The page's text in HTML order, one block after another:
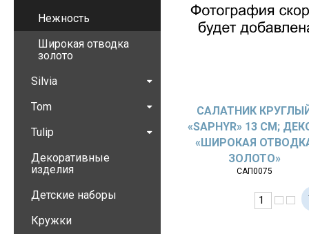
САЛАТНИК
«SAPHYR» 13 СМ;
«ШИРОКАЯ
ЗОЛОТО»
САП0075
Нежность
Широкая отводка
золото
Silvia
Tom
Tulip
Декоративные
изделия
Детские наборы
Кружки